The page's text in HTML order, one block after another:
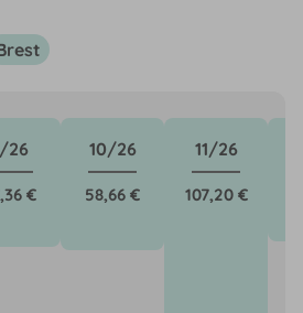
26
€
10/26
58,66 €
11/26
107,20 €